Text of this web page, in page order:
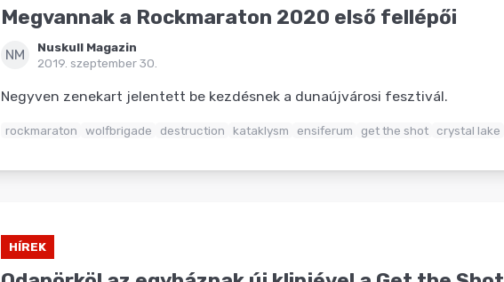
Megvannak a Rockmaraton 2020 első fellépői
NM
Nuskull Magazin
2019. szeptember 30.
Negyven zenekart jelentett be kezdésnek a dunaújvárosi fesztivál.
rockmaraton wolfbrigade destruction kataklysm ensiferum get the shot crystal lake
HÍREK